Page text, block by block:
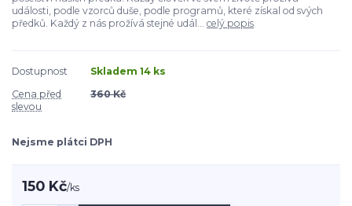
události, podle vzorců duše, podle programů, které získal od svých
předků. Každý z nás prožívá stejné udál... celý popis
Dostupnost
Skladem 14 ks
Cena před
slevou
360 Kč
Nejsme plátci DPH
150 Kč/ks